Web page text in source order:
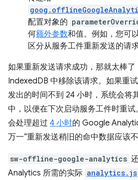
配置对象的
何额外参数和值。例如，您可
区分从服务工件重新发送的请
如果重新发送请求成功，那就太棒了
IndexedDB 中移除该请求。如果重
发出的时间不到 24 小时，系统会将
中，以便在下次启动服务工件时重
会处理超过 4 小时的 Google
万一”重新发送稍旧的命中数据应该不
sw-offline-google-analytics
Analytics 所需的实际 analytics.js